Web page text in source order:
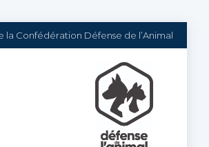
la Confédération Défense de l’Animal